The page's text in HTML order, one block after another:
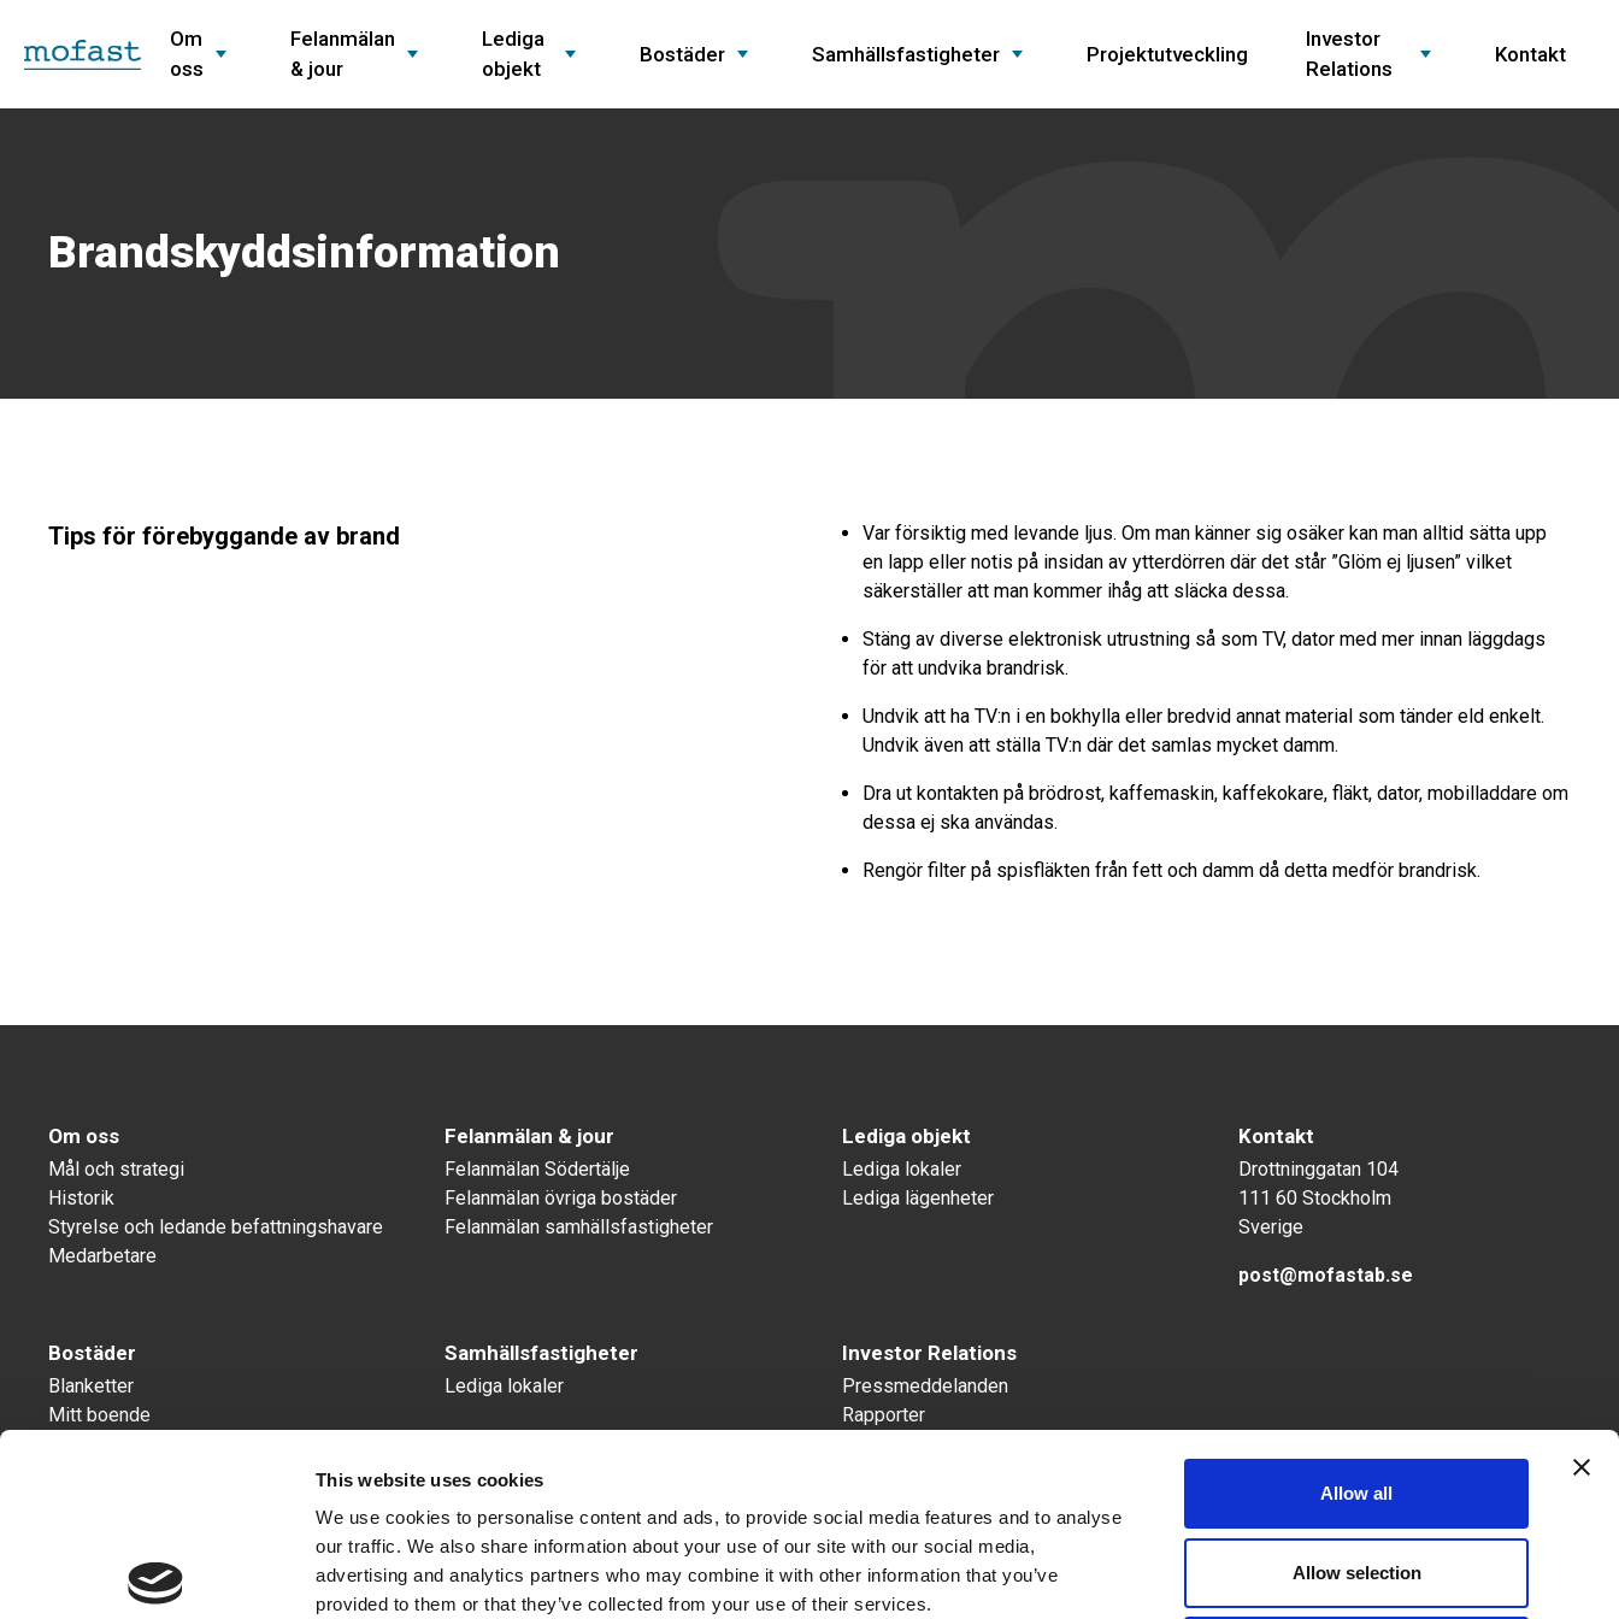
This website uses cookies
We use cookies to personalise content and ads, to provide social media features and to analyse
our traffic. We also share information about your use of our site with our social media,
advertising and analytics partners who may combine it with other information that you’ve
provided to them or that they’ve collected from your use of their services.
Allow all
Allow selection
Om
oss
Felanmälan
& jour
Lediga
objekt
Bostäder Samhällsfastigheter Projektutveckling
Investor
Relations
Kontakt
Brandskyddsinformation
Tips för förebyggande av brand
Var försiktig med levande ljus. Om man känner sig osäker kan man alltid sätta upp
en lapp eller notis på insidan av ytterdörren där det står ”Glöm ej ljusen” vilket
säkerställer att man kommer ihåg att släcka dessa.
Stäng av diverse elektronisk utrustning så som TV, dator med mer innan läggdags
för att undvika brandrisk.
Undvik att ha TV:n i en bokhylla eller bredvid annat material som tänder eld enkelt.
Undvik även att ställa TV:n där det samlas mycket damm.
Dra ut kontakten på brödrost, kaffemaskin, kaffekokare, fläkt, dator, mobilladdare om
dessa ej ska användas.
Rengör filter på spisfläkten från fett och damm då detta medför brandrisk.
Om oss
Mål och strategi
Historik
Styrelse och ledande befattningshavare
Medarbetare
Felanmälan & jour
Felanmälan Södertälje
Felanmälan övriga bostäder
Felanmälan samhällsfastigheter
Lediga objekt
Lediga lokaler
Lediga lägenheter
Bostäder
Blanketter
Mitt boende
Samhällsfastigheter
Lediga lokaler
Investor Relations
Pressmeddelanden
Rapporter
Kontakt
Drottninggatan 104
111 60 Stockholm
Sverige
post@mofastab.se